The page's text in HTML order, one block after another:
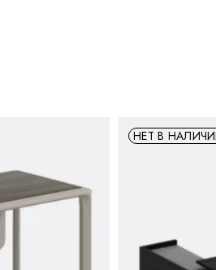
НЕТ В